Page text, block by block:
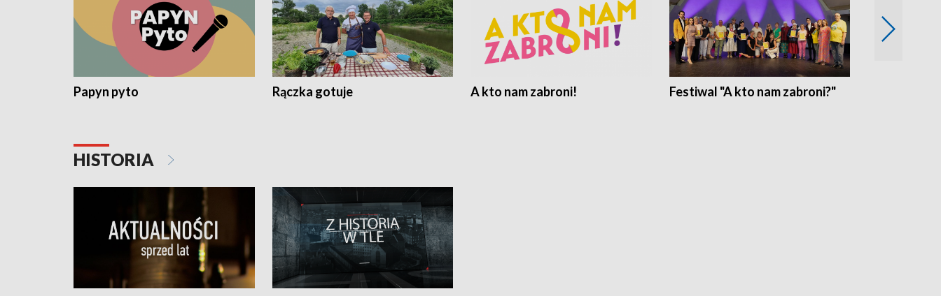
Papyn pyto Rączka gotuje A kto nam zabroni! Festiwal "A kto nam zabroni?"
HISTORIA